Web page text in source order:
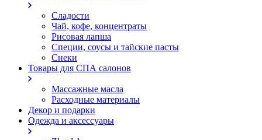
Сладости
Чай, кофе, концентраты
Рисовая лапша
Специи, соусы и тайские пасты
Снеки
Товары для СПА салонов
Массажные масла
Расходные материалы
Декор и подарки
Одежда и аксессуары